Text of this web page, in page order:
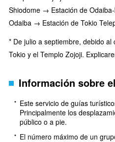
Shiodome → Estación de
Odaiba → Estación de Tokio
* De julio a septiembre, debido
Tokio y el Templo Zojoji.
Información sobre
Este servicio de guías
Principalmente los
público o a pie.
El número máximo de un